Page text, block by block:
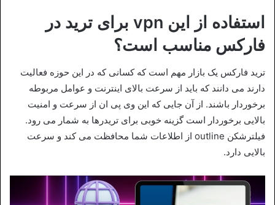
استفاده از این vpn برای ترید در
فارکس مناسب است؟
ترید فارکس یک بازار مهم است که کسانی که در این حوزه فعالیت
دارند می دانند که باید از سرعت بالای اینترنت و عوامل مربوطه
برخوردار باشند. از آن جایی که این وی پی ان از سرعت و امنیت
بالایی برخوردار است گزینه خوبی برای تریدرها به شمار می رود.
فیلترشکن outline از اطلاعات شما محافظت می کند و سرعت
بالایی دارد.